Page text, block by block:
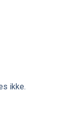
ikke.